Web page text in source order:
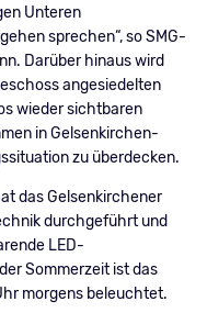
Unteren
sprechen“, so SMG-
Darüber hinaus wird
angesiedelten
wieder sichtbaren
in Gelsenkirchen-
zu überdecken.
das Gelsenkirchener
durchgeführt und
LED-
Sommerzeit ist das
morgens beleuchtet.